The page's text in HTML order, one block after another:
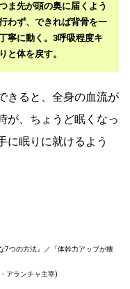
ま先が頭の奥に届くよう
わず、できれば背骨を一
寧に動く。3呼吸程度キ
と体を戻す。
きると、全身の血流が
が、ちょうど眠くなっ
に眠りに就けるよう
7つの方法』／「体幹力アップが痩
アランチャ主宰)